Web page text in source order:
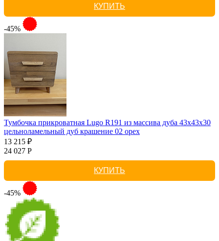
КУПИТЬ
-45%
Тумбочка прикроватная Lugo R191 из массива дуба 43х43х30
цельноламельный дуб крашение 02 орех
13 215 ₽
24 027 Р
КУПИТЬ
-45%